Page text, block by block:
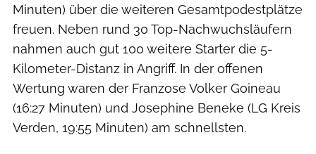
Minuten) über die weiteren Gesamtpodestplätze
freuen. Neben rund 30 Top-Nachwuchsläufern
nahmen auch gut 100 weitere Starter die 5-
Kilometer-Distanz in Angriff. In der offenen
Wertung waren der Franzose Volker Goineau
(16:27 Minuten) und Josephine Beneke (LG Kreis
Verden, 19:55 Minuten) am schnellsten.